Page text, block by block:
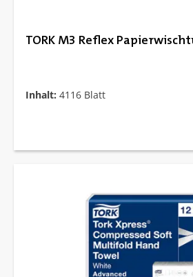
TORK M3 Reflex
Inhalt: 4116 Blatt